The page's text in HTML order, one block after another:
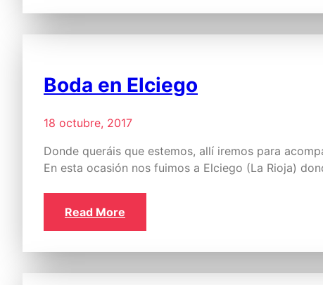
Boda en Elciego
18 octubre, 2017
Donde queráis que estemos, allí iremos para
En esta ocasión nos fuimos a Elciego (La Rioja)
Read More